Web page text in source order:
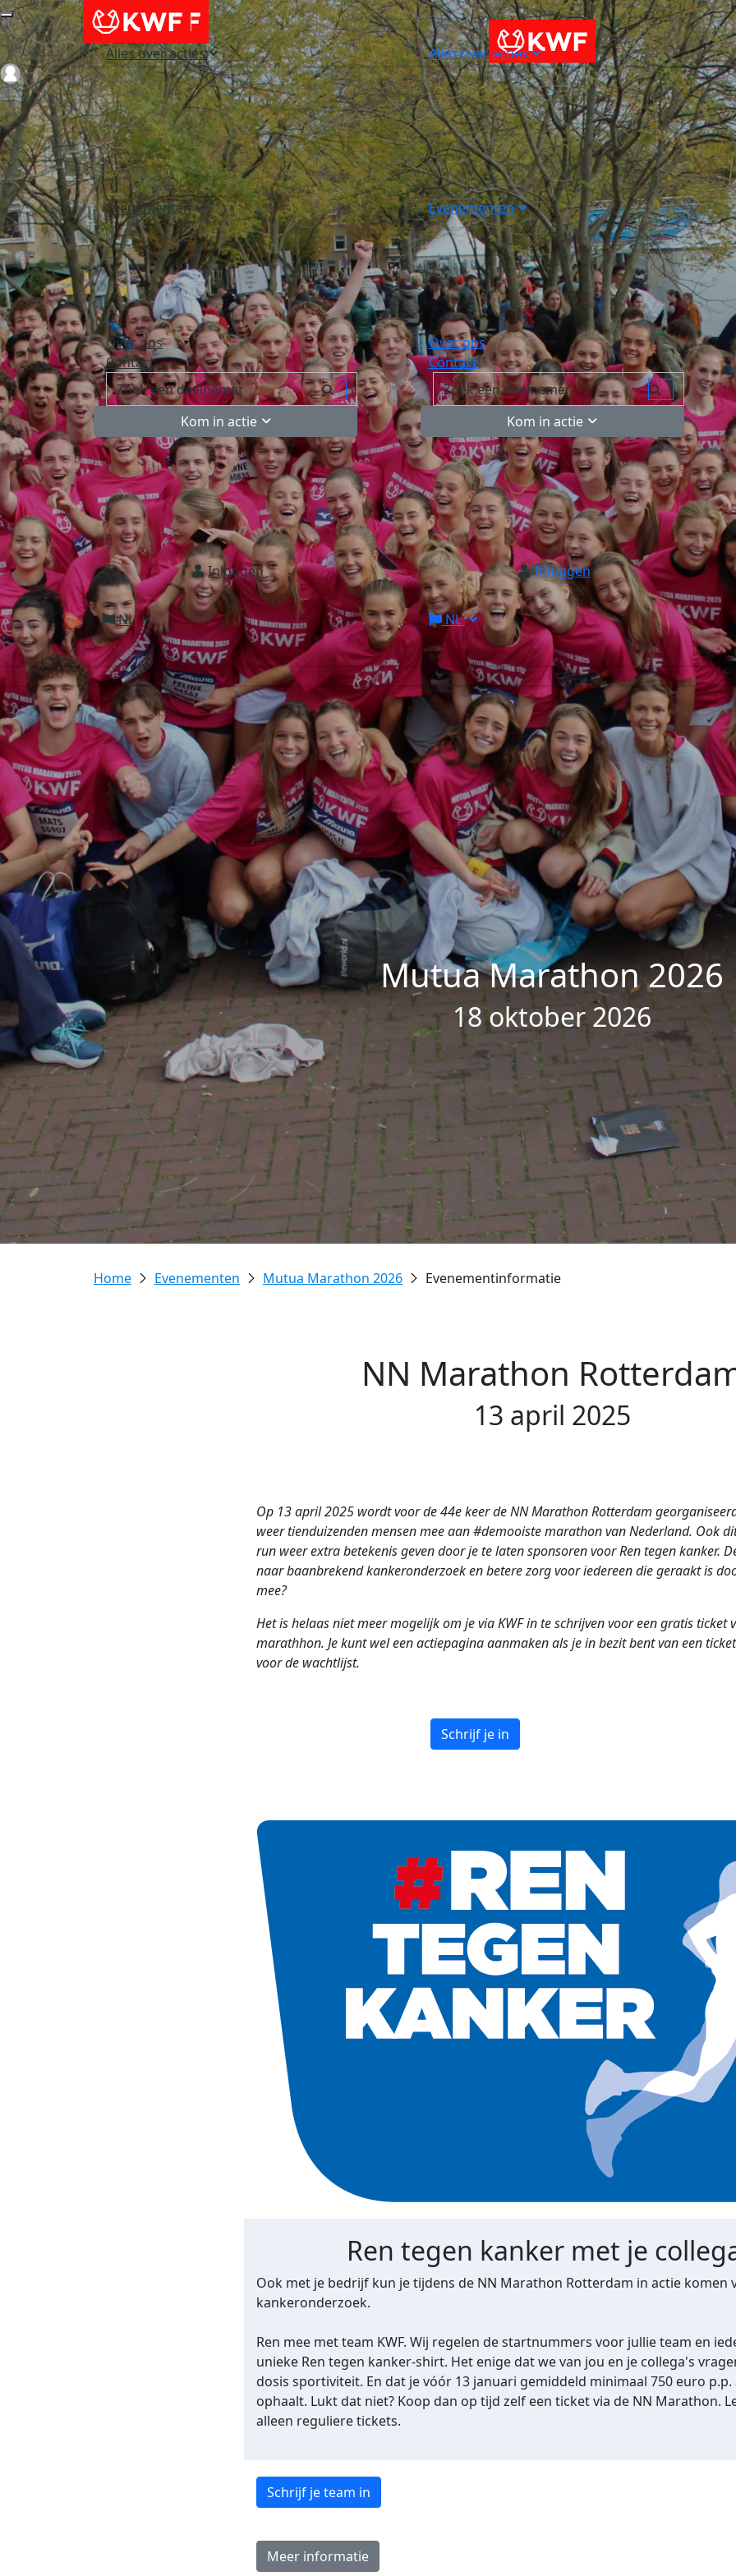
Alles over acties
Evenementen
Over ons
Contact
Kom in actie
Inloggen
NL
Alles over acties
Evenementen
Over ons
Contact
Kom in actie
Inloggen
NL
Login
Mutua Marathon 2026
18 oktober 2026
Evenementen Mutua Marathon 2026 Evenementinformatie
NN Marathon
13 april 2025
Op 13 april 2025 wordt voor de 44e keer de NN Marathon Rotterdam
weer tienduizenden mensen mee aan #demooiste marathon van Nederland. Ook
run weer extra betekenis geven door je te laten sponsoren voor Ren tegen kanker.
naar baanbrekend kankeronderzoek en betere zorg voor iedereen die geraakt is
mee?
Het is helaas niet meer mogelijk om je via KWF in te schrijven voor een gratis ticket
marathhon. Je kunt wel een actiepagina aanmaken als je in bezit bent van een
voor de wachtlijst.
Schrijf je in
Ren tegen kanker met je
Ook met je bedrijf kun je tijdens de NN Marathon Rotterdam in actie komen
kankeronderzoek.
Ren mee met team KWF. Wij regelen de startnummers voor jullie team en
unieke Ren tegen kanker-shirt. Het enige dat we van jou en je collega's
dosis sportiviteit. En dat jevóór 13 januari gemiddeld minimaal 750 euro
ophaalt. Lukt dat niet? Koop dan op tijd zelf een ticket via de NN Marathon.
alleen reguliere tickets.
Schrijf je team in
Meer informatie